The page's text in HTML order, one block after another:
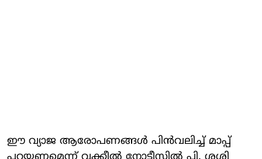
ഈ വ്യാജ ആരോപണങ്ങള്‍ പിന്‍വലിച്ച് മാപ്പ്